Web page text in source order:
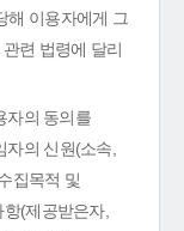
해 이용자에게 그
련 법령에 달리
자의 동의를
의 신원(소속,
집목적 및
(제공받은자,